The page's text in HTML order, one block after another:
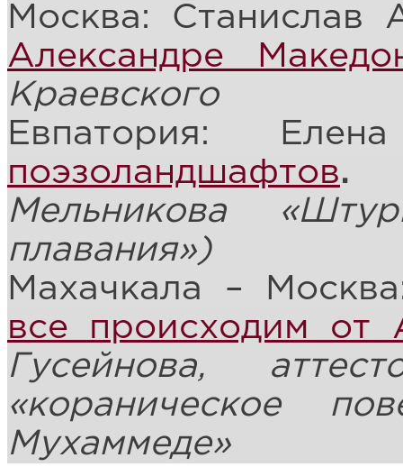
Москва: Станислав
Александре
Краевского
Евпатория:
поэзоландшафтов.
Мельникова
плавания»)
Махачкала –
все происходим от
Гусейнова,
«кораническое
Мухаммеде»